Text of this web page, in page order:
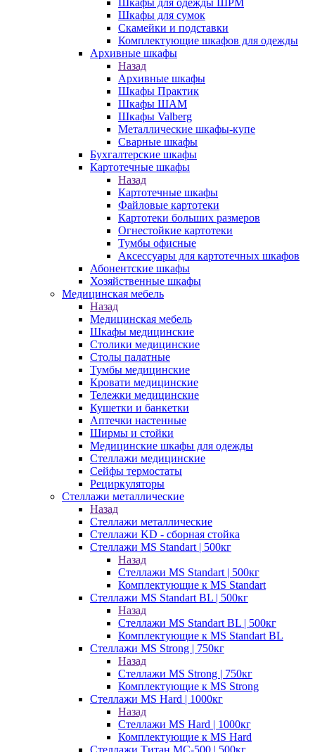
Шкафы для одежды ШРМ
Шкафы для сумок
Скамейки и подставки
Комплектующие шкафов для одежды
Архивные шкафы
Назад
Архивные шкафы
Шкафы Практик
Шкафы ШАМ
Шкафы Valberg
Металлические шкафы-купе
Сварные шкафы
Бухгалтерские шкафы
Картотечные шкафы
Назад
Картотечные шкафы
Файловые картотеки
Картотеки больших размеров
Огнестойкие картотеки
Тумбы офисные
Аксессуары для картотечных шкафов
Абонентские шкафы
Хозяйственные шкафы
Медицинская мебель
Назад
Медицинская мебель
Шкафы медицинские
Столики медицинские
Столы палатные
Тумбы медицинские
Кровати медицинские
Тележки медицинские
Кушетки и банкетки
Аптечки настенные
Ширмы и стойки
Медицинские шкафы для одежды
Стеллажи медицинские
Сейфы термостаты
Рециркуляторы
Стеллажи металлические
Назад
Стеллажи металлические
Стеллажи KD - сборная стойка
Стеллажи MS Standart | 500кг
Назад
Стеллажи MS Standart | 500кг
Комплектующие к MS Standart
Стеллажи MS Standart BL | 500кг
Назад
Стеллажи MS Standart BL | 500кг
Комплектующие к MS Standart BL
Стеллажи MS Strong | 750кг
Назад
Стеллажи MS Strong | 750кг
Комплектующие к MS Strong
Стеллажи MS Hard | 1000кг
Назад
Стеллажи MS Hard | 1000кг
Комплектующие к MS Hard
Стеллажи Титан МС-500 | 500кг